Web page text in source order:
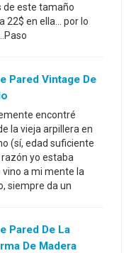
de este tamaño
22$ en ella... por lo
Pared Vintage De
encontré
la vieja arpillera en
(sí, edad suficiente
yo estaba
a mi mente la
siempre da un
Pared De La
De Madera